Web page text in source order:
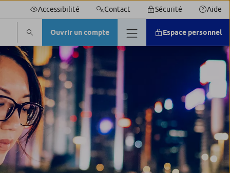
Accessibilité Contact Sécurité Aide
Ouvrir un compte Espace personnel